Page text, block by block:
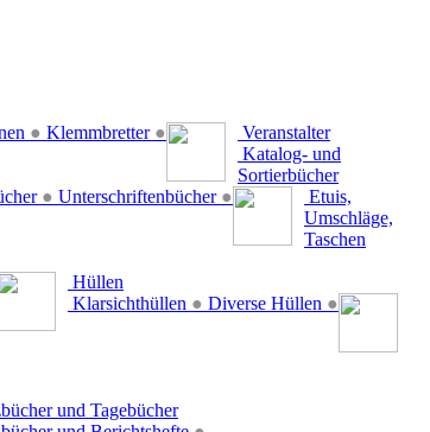
● Klemmbretter ● Veranstalter
Katalog- und
Sortierbücher
● Unterschriftenbücher ●
Etuis,
Umschläge,
Taschen
Hüllen
Klarsichthüllen ● Diverse Hüllen ●
und Tagebücher